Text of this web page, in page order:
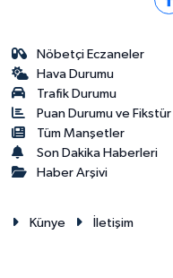
Nöbetçi Eczaneler
Hava Durumu
Trafik Durumu
Puan Durumu ve Fikstür
Tüm Manşetler
Son Dakika Haberleri
Haber Arşivi
Künye İletişim